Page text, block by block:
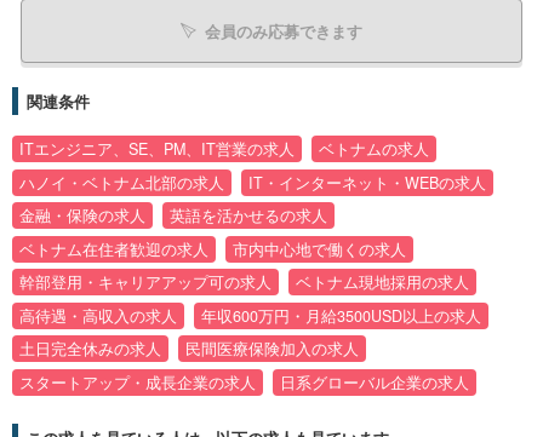
会員のみ応募できます
関連条件
ITエンジニア、SE、PM、IT営業の求人
ベトナムの求人
ハノイ・ベトナム北部の求人
IT・インターネット・WEBの求人
金融・保険の求人
英語を活かせるの求人
ベトナム在住者歓迎の求人
市内中心地で働くの求人
幹部登用・キャリアアップ可の求人
ベトナム現地採用の求人
高待遇・高収入の求人
年収600万円・月給3500USD以上の求人
土日完全休みの求人
民間医療保険加入の求人
スタートアップ・成長企業の求人
日系グローバル企業の求人